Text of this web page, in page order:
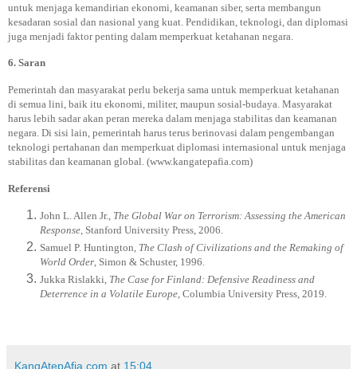
untuk menjaga kemandirian ekonomi, keamanan siber, serta membangun
kesadaran sosial dan nasional yang kuat. Pendidikan, teknologi, dan diplomasi
juga menjadi faktor penting dalam memperkuat ketahanan negara.
6. Saran
Pemerintah dan masyarakat perlu bekerja sama untuk memperkuat ketahanan
di semua lini, baik itu ekonomi, militer, maupun sosial-budaya. Masyarakat
harus lebih sadar akan peran mereka dalam menjaga stabilitas dan keamanan
negara. Di sisi lain, pemerintah harus terus berinovasi dalam pengembangan
teknologi pertahanan dan memperkuat diplomasi internasional untuk menjaga
stabilitas dan keamanan global. (www.kangatepafia.com)
Referensi
John L. Allen Jr., The Global War on Terrorism: Assessing the American
Response , Stanford University Press, 2006.
Samuel P. Huntington, The Clash of Civilizations and the Remaking of
World Order , Simon & Schuster, 1996.
Jukka Rislakki, The Case for Finland: Defensive Readiness and
Deterrence in a Volatile Europe , Columbia University Press, 2019.
KangAtepAfia.com at 15:04